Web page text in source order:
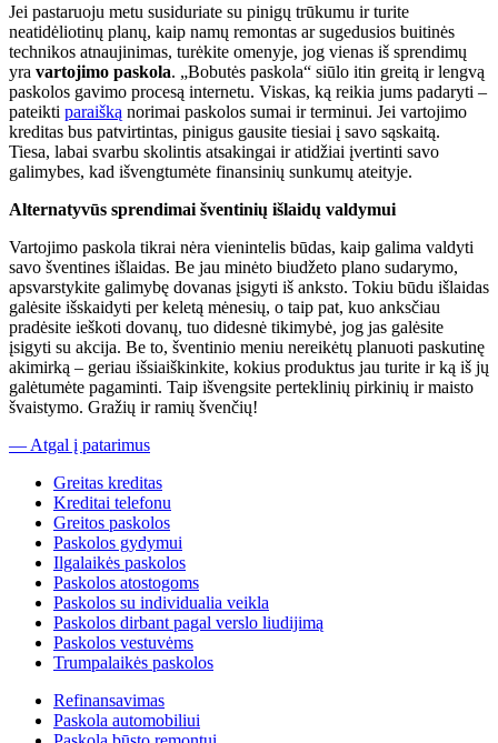
Jei pastaruoju metu susiduriate su pinigų trūkumu ir turite
neatidėliotinų planų, kaip namų remontas ar sugedusios buitinės
technikos atnaujinimas, turėkite omenyje, jog vienas iš sprendimų
yra vartojimo paskola. „Bobutės paskola“ siūlo itin greitą ir lengvą
paskolos gavimo procesą internetu. Viskas, ką reikia jums padaryti –
pateikti paraišką norimai paskolos sumai ir terminui. Jei vartojimo
kreditas bus patvirtintas, pinigus gausite tiesiai į savo sąskaitą.
Tiesa, labai svarbu skolintis atsakingai ir atidžiai įvertinti savo
galimybes, kad išvengtumėte finansinių sunkumų ateityje.
Alternatyvūs sprendimai šventinių išlaidų valdymui
Vartojimo paskola tikrai nėra vienintelis būdas, kaip galima valdyti
savo šventines išlaidas. Be jau minėto biudžeto plano sudarymo,
apsvarstykite galimybę dovanas įsigyti iš anksto. Tokiu būdu išlaidas
galėsite išskaidyti per keletą mėnesių, o taip pat, kuo anksčiau
pradėsite ieškoti dovanų, tuo didesnė tikimybė, jog jas galėsite
įsigyti su akcija. Be to, šventinio meniu nereikėtų planuoti paskutinę
akimirką – geriau išsiaiškinkite, kokius produktus jau turite ir ką iš jų
galėtumėte pagaminti. Taip išvengsite perteklinių pirkinių ir maisto
švaistymo. Gražių ir ramių švenčių!
— Atgal į patarimus
Greitas kreditas
Kreditai telefonu
Greitos paskolos
Paskolos gydymui
Ilgalaikės paskolos
Paskolos atostogoms
Paskolos su individualia veikla
Paskolos dirbant pagal verslo liudijimą
Paskolos vestuvėms
Trumpalaikės paskolos
Refinansavimas
Paskola automobiliui